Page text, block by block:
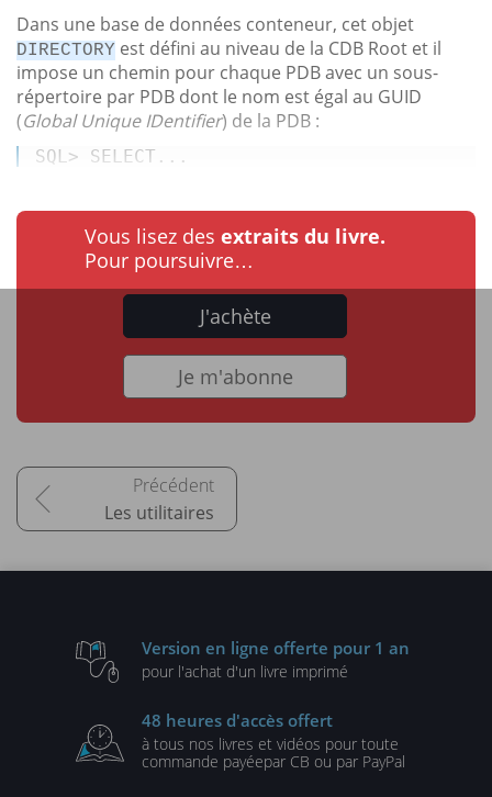
Dans une base de données conteneur, cet objet
DIRECTORY est défini au niveau de la CDB Root et il
impose un chemin pour chaque PDB avec un sous-
répertoire par PDB dont le nom est égal au GUID
(Global Unique IDentifier) de la PDB :
SQL> SELECT...
Vous lisez des extraits du livre.
Pour poursuivre…
J'achète
Je m'abonne
Les utilitaires
Version en ligne offerte pour 1 an
pour l'achat d'un livre imprimé
48 heures d'accès offert
à tous nos livres et vidéos pour toute
commande payéepar CB ou par PayPal